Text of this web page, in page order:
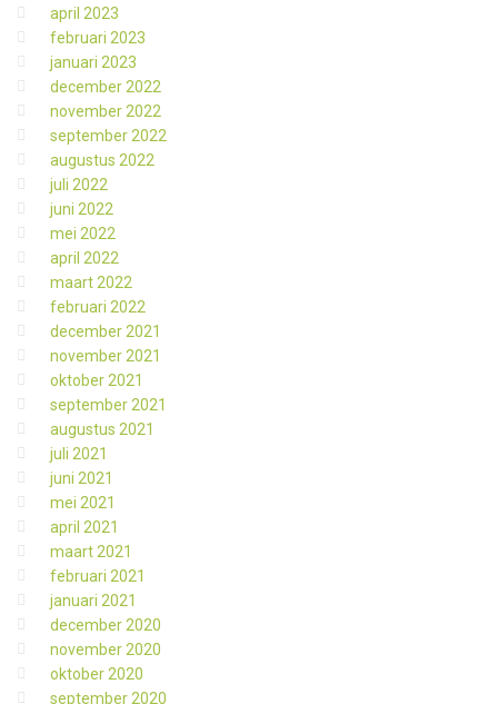
april 2023
februari 2023
januari 2023
december 2022
november 2022
september 2022
augustus 2022
juli 2022
juni 2022
mei 2022
april 2022
maart 2022
februari 2022
december 2021
november 2021
oktober 2021
september 2021
augustus 2021
juli 2021
juni 2021
mei 2021
april 2021
maart 2021
februari 2021
januari 2021
december 2020
november 2020
oktober 2020
september 2020